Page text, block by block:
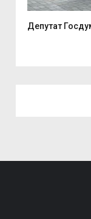
Депутат